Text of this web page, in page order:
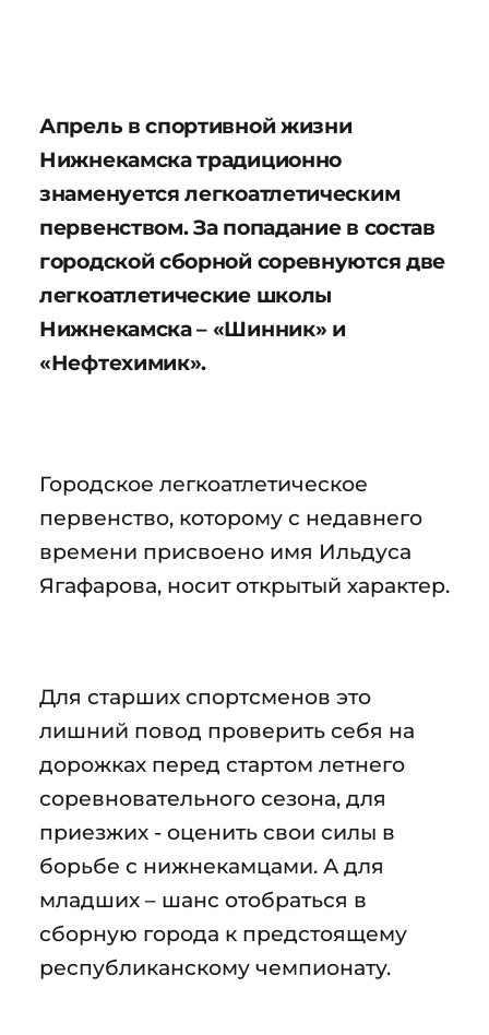
Апрель в спортивной жизни
Нижнекамска традиционно
знаменуется легкоатлетическим
первенством. За попадание в состав
городской сборной соревнуются две
легкоатлетические школы
Нижнекамска – «Шинник» и
«Нефтехимик».
Городское легкоатлетическое
первенство, которому с недавнего
времени присвоено имя Ильдуса
Ягафарова, носит открытый характер.
Для старших спортсменов это
лишний повод проверить себя на
дорожках перед стартом летнего
соревновательного сезона, для
приезжих - оценить свои силы в
борьбе с нижнекамцами. А для
младших – шанс отобраться в
сборную города к предстоящему
республиканскому чемпионату.